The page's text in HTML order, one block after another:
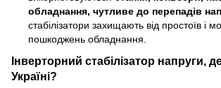
обладнання, чутливе до перепадів
стабілізатори захищають від простоїв і
пошкоджень обладнання.
Інверторний стабілізатор напруги,
Україні?